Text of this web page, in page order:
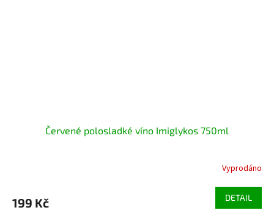
Červené polosladké víno Imiglykos 750ml
Vyprodáno
199 Kč DETAIL